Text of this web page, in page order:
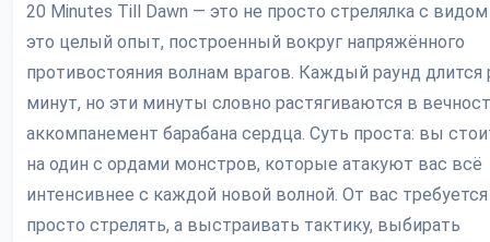
20 Minutes Till Dawn — это не просто стрелялка с видом
это целый опыт, построенный вокруг напряжённого
противостояния волнам врагов. Каждый раунд длится
минут, но эти минуты словно растягиваются в
аккомпанемент барабана сердца. Суть проста: вы
на один с ордами монстров, которые атакуют вас всё
интенсивнее с каждой новой волной. От вас
просто стрелять, а выстраивать тактику, выбирать